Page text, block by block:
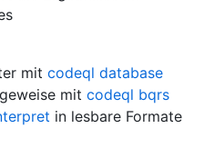
mit codeql database
mit codeql bqrs
in lesbare Formate